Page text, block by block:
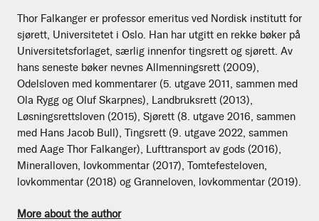
Thor Falkanger er professor emeritus ved Nordisk institutt for
sjørett, Universitetet i Oslo. Han har utgitt en rekke bøker på
Universitetsforlaget, særlig innenfor tingsrett og sjørett. Av
hans seneste bøker nevnes Allmenningsrett (2009),
Odelsloven med kommentarer (5. utgave 2011, sammen med
Ola Rygg og Oluf Skarpnes), Landbruksrett (2013),
Løsningsrettsloven (2015), Sjørett (8. utgave 2016, sammen
med Hans Jacob Bull), Tingsrett (9. utgave 2022, sammen
med Aage Thor Falkanger), Lufttransport av gods (2016),
Mineralloven, lovkommentar (2017), Tomtefesteloven,
lovkommentar (2018) og Granneloven, lovkommentar (2019).
More about the author